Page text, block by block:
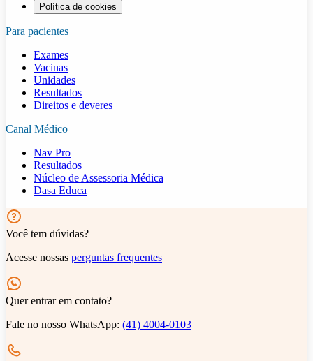
Política de cookies
Para pacientes
Exames
Vacinas
Unidades
Resultados
Direitos e deveres
Canal Médico
Nav Pro
Resultados
Núcleo de Assessoria Médica
Dasa Educa
Você tem dúvidas?
Acesse nossas perguntas frequentes
Quer entrar em contato?
Fale no nosso WhatsApp: (41) 4004-0103